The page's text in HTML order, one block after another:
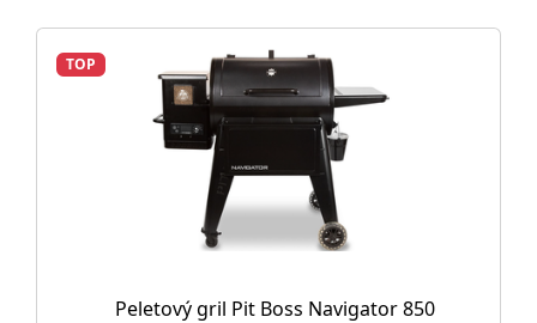
TOP
Peletový gril Pit Boss Navigator 850